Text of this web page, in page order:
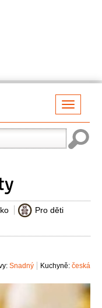
Pro děti
Kuchyně: česká
Snadný